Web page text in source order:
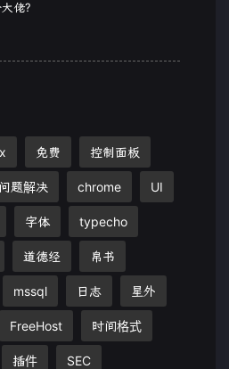
佬?
免费 控制面板
问题解决 chrome UI
字体 typecho
道德经 帛书
mssql 日志 星外
FreeHost 时间格式
插件 SEC